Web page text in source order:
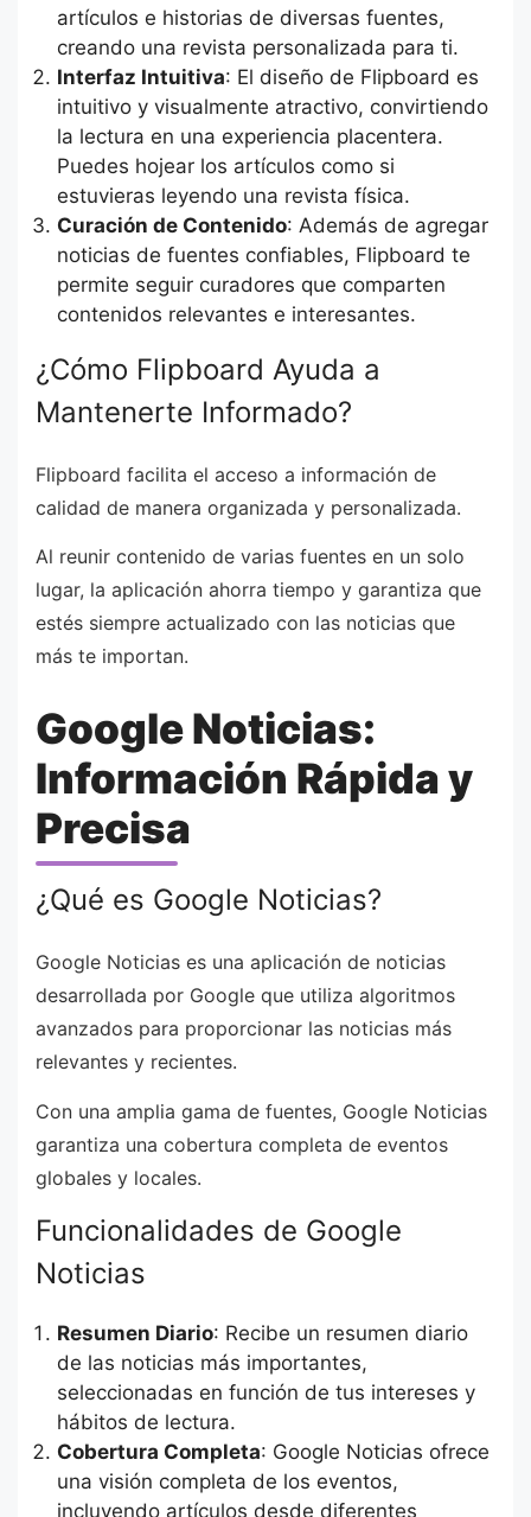
artículos e historias de diversas fuentes,
creando una revista personalizada para ti.
Interfaz Intuitiva: El diseño de Flipboard es
intuitivo y visualmente atractivo, convirtiendo
la lectura en una experiencia placentera.
Puedes hojear los artículos como si
estuvieras leyendo una revista física.
Curación de Contenido: Además de agregar
noticias de fuentes confiables, Flipboard te
permite seguir curadores que comparten
contenidos relevantes e interesantes.
¿Cómo Flipboard Ayuda a
Mantenerte Informado?
Flipboard facilita el acceso a información de
calidad de manera organizada y personalizada.
Al reunir contenido de varias fuentes en un solo
lugar, la aplicación ahorra tiempo y garantiza que
estés siempre actualizado con las noticias que
más te importan.
Google Noticias:
Información Rápida y
Precisa
¿Qué es Google Noticias?
Google Noticias es una aplicación de noticias
desarrollada por Google que utiliza algoritmos
avanzados para proporcionar las noticias más
relevantes y recientes.
Con una amplia gama de fuentes, Google Noticias
garantiza una cobertura completa de eventos
globales y locales.
Funcionalidades de Google
Noticias
Resumen Diario: Recibe un resumen diario
de las noticias más importantes,
seleccionadas en función de tus intereses y
hábitos de lectura.
Cobertura Completa: Google Noticias ofrece
una visión completa de los eventos,
incluyendo artículos desde diferentes